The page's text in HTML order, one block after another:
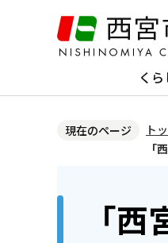
ジ
く
現在のページ ト
「
「